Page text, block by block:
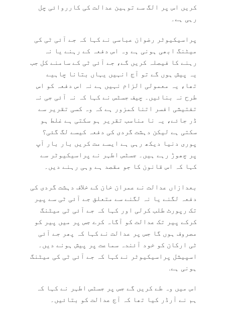
کریں اس پر الگ سے توہین عدالت کی کارروائی چل
رہی ہے۔
پراسیکیوٹر رضوان عباسی نے کہا کہ جے آئی ٹی کی
میٹنگ ابھی ہونی ہے وہ اس دفعہ کے رہنے یا نہ
رہنے کا فیصلہ کریں گے، جے آئی ٹی کے سامنے کل جب
یہ پیش ہوں گے تو آج انہیں یہاں بتانا چاہیے
تھا، یہ معمولی الزام نہیں ہے نہ اس دفعہ کو اس
طرح نہ بنائیں۔ چیف جسٹس نے کہا کہ نہ آئی جی نہ
تفتیشی افسر اتنا کمزور ہے کہ وہ کسی تقریر سے
ڈر جائے، یہ نا مناسب تقریر ہو سکتی ہے غلط ہو
سکتی ہے لیکن دہشت گردی کی دفعہ کیسے لگ گئی؟
پوری دنیا دیکھ رہی ہے ایسے مت کریں بار بار آپ
پر چھوڑ رہے ہیں۔ جسٹس اطہر نے پراسیکیوٹر سے
کہا کہ اس قانون کا جو مقصد ہے وہی رہنے دیں۔
بعدازاں عدالت نے عمران خان کے خلاف دہشت گردی کی
دفعہ لگنے یا نہ لگنے سے متعلق جے آئی ٹی سے پیر
تک رپورٹ طلب کرلی اور کہا کہ جے آئی ٹی میٹنگ
کرکے پیر تک عدالت کو آگاہ کرے جس پر میں پیر کو
مصروف ہوں گا جس پر عدالت نے کہا کہ پھر جے آئی
ٹی ارکان کو خود آئندہ سماعت پر پیش ہونے دیں۔
اسپیشل پراسیکیوٹر نے کہا کہ جے آئی ٹی کی میٹنگ
ہونی ہے.
اس میں وہ طے کریں گے جس پر جسٹس اطہر نے کہا کہ
ہم نے آرڈر کیا تھا کہ آج عدالت کو بتائیں۔